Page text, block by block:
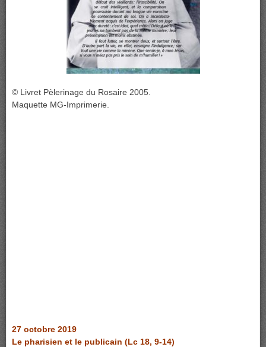
© Livret Pèlerinage du Rosaire 2005.
Maquette MG-Imprimerie.
27 octobre 2019
Le pharisien et le publicain (Lc 18, 9-14)